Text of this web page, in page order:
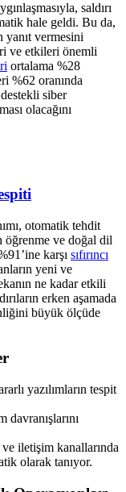
saldırı
hale geldi. Bu da,
yanıt vermesini
ve etkileri önemli
ortalama %28
%62 oranında
siber
olacağını
otomatik tehdit
öğrenme ve doğal dil
karşı sıfırıncı
yeni ve
ne kadar etkili
erken aşamada
büyük ölçüde
yazılımların tespit
davranışlarını
iletişim kanallarında
olarak tanıyor.